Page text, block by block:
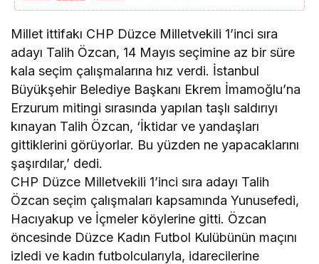
Millet ittifakı CHP Düzce Milletvekili 1’inci sıra
adayı Talih Özcan, 14 Mayıs seçimine az bir süre
kala seçim çalışmalarına hız verdi. İstanbul
Büyükşehir Belediye Başkanı Ekrem İmamoğlu’na
Erzurum mitingi sırasında yapılan taşlı saldırıyı
kınayan Talih Özcan, ‘İktidar ve yandaşları
gittiklerini görüyorlar. Bu yüzden ne yapacaklarını
şaşırdılar,’ dedi.
CHP Düzce Milletvekili 1’inci sıra adayı Talih
Özcan seçim çalışmaları kapsamında Yunusefedi,
Hacıyakup ve İçmeler köylerine gitti. Özcan
öncesinde Düzce Kadın Futbol Kulübünün maçını
izledi ve kadın futbolcularıyla, idarecilerine